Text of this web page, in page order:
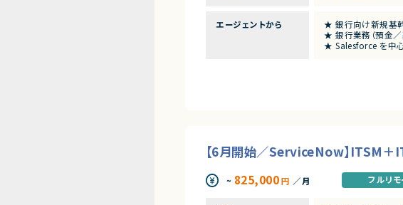
エージェントから
★ 銀行向け新規基
★ 銀行業務（預金
★ Salesforce を中心
【6月開始／ServiceNow】ITSM＋
~ 825,000円 ／月 フルリモ